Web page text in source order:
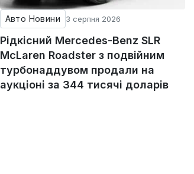
Авто Новини 3 серпня 2026
Рідкісний Mercedes-Benz SLR
McLaren Roadster з подвійним
турбонаддувом продали на
аукціоні за 344 тисячі доларів